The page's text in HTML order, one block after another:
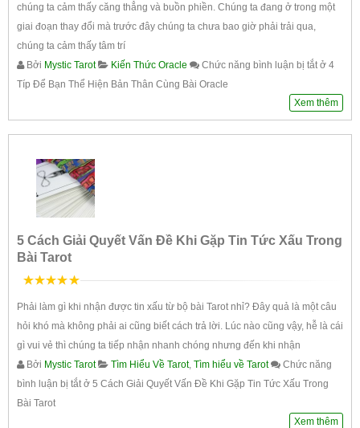
chúng ta cảm thấy căng thẳng và buồn phiền. Chúng ta đang ở trong một
giai đoạn thay đổi mà trước đây chúng ta chưa bao giờ phải trải qua,
chúng ta cảm thấy tâm trí
Bởi Mystic Tarot Kiến Thức Oracle Chức năng bình luận bị tắtở 4
Típ Để Bạn Thể Hiện Bản Thân Cùng Bài Oracle
Xem thêm
5 Cách Giải Quyết Vấn Đề Khi Gặp Tin Tức Xấu Trong
Bài Tarot
Phải làm gì khi nhận được tin xấu từ bộ bài Tarot nhỉ? Đây quả là một câu
hỏi khó mà không phải ai cũng biết cách trả lời. Lúc nào cũng vậy, hễ là cái
gì vui vẻ thì chúng ta tiếp nhận nhanh chóng nhưng đến khi nhận
Bởi Mystic Tarot Tìm Hiểu Về Tarot, Tìm hiểu về Tarot
Chức năng
bình luận bị tắtở 5 Cách Giải Quyết Vấn Đề Khi Gặp Tin Tức Xấu Trong
Bài Tarot
Xem thêm